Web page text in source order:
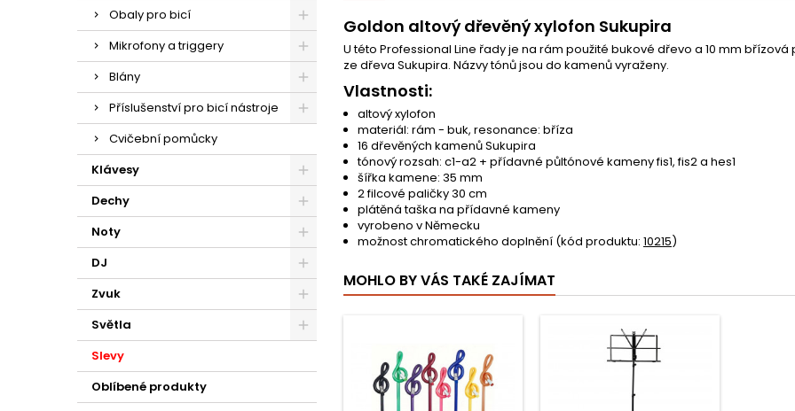
Obaly pro bicí
Mikrofony a triggery
Blány
Příslušenství pro bicí nástroje
Cvičební pomůcky
Klávesy
Dechy
Noty
DJ
Zvuk
Světla
Slevy
Oblíbené produkty
Goldon altový dřevěný xylofon Sukupira
U této Professional Line řady je na rám použité bukové dřevo a 10 mm
ze dřeva Sukupira. Názvy tónů jsou do kamenů vyraženy.
Vlastnosti:
altový xylofon
materiál: rám - buk, resonance: bříza
16 dřevěných kamenů Sukupira
tónový rozsah: c1-a2 + přídavné půltónové kameny fis1, fis2 a hes1
šířka kamene: 35 mm
2 filcové paličky 30 cm
plátěná taška na přídavné kameny
vyrobeno v Německu
možnost chromatického doplnění (kód produktu: 10215)
MOHLO BY VÁS TAKÉ ZAJÍMAT